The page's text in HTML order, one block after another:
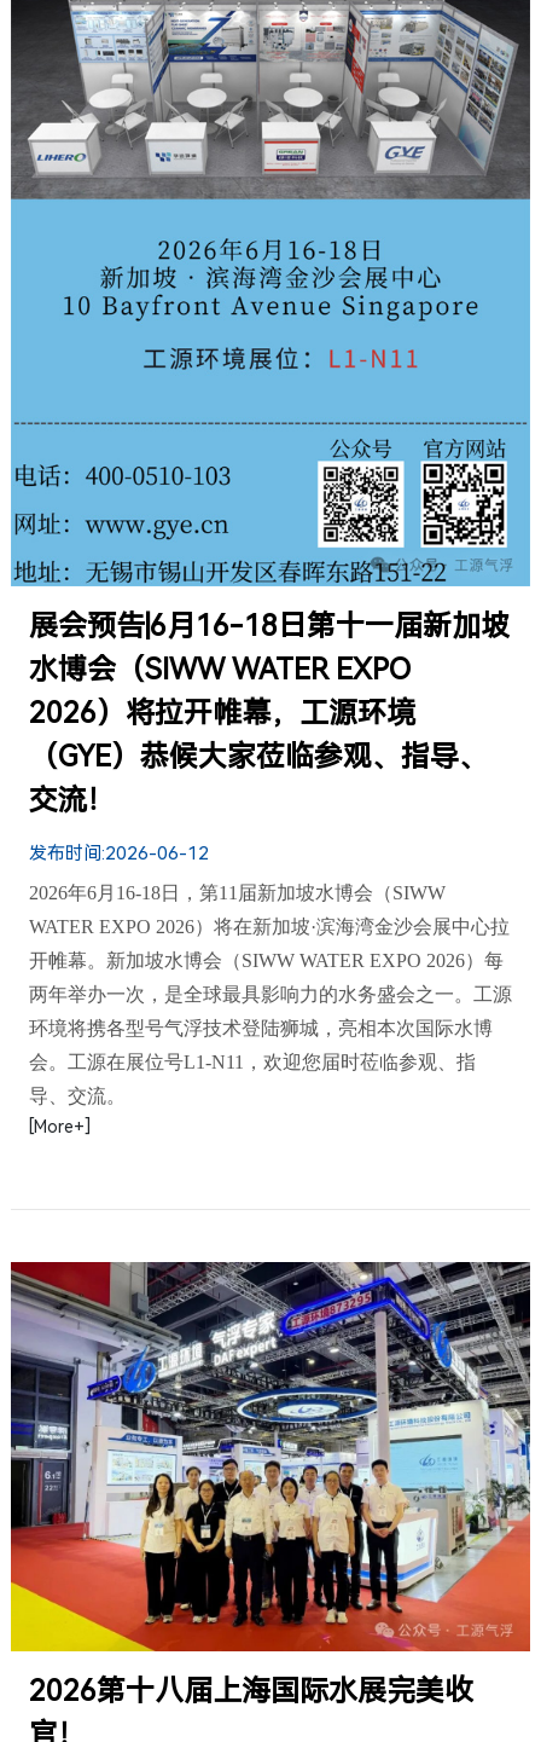
展会预告|6月16-18日第十一届新加坡
水博会（SIWW WATER EXPO
2026）将拉开帷幕，工源环境
（GYE）恭候大家莅临参观、指导、
交流！
发布时间:2026-06-12
2026年6月16-18日，第11届新加坡水博会（SIWW
WATER EXPO 2026）将在新加坡·滨海湾金沙会展中心拉
开帷幕。新加坡水博会（SIWW WATER EXPO 2026）每
两年举办一次，是全球最具影响力的水务盛会之一。工源
环境将携各型号气浮技术登陆狮城，亮相本次国际水博
会。工源在展位号L1-N11，欢迎您届时莅临参观、指
导、交流。
[More+]
2026第十八届上海国际水展完美收
官！